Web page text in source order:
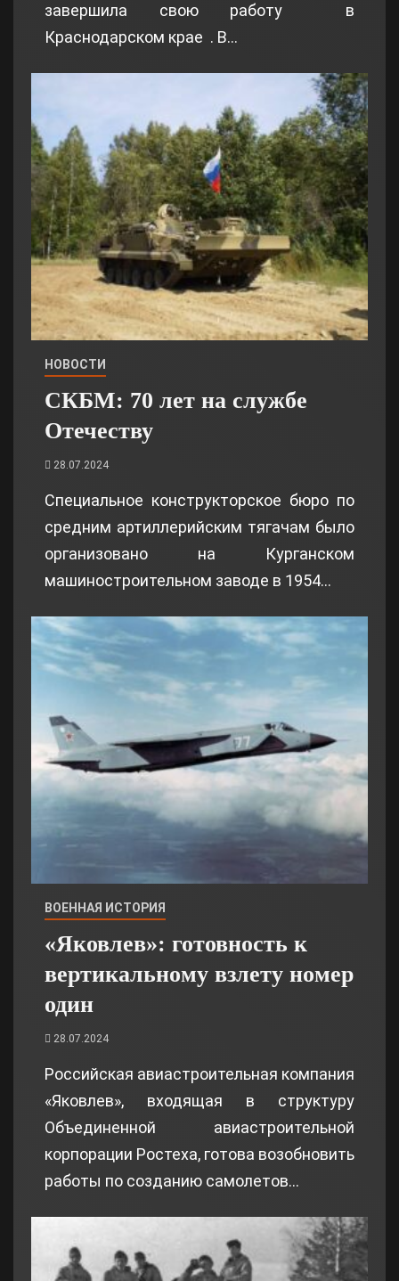
завершила свою работу в
Краснодарском крае . В…
НОВОСТИ
СКБМ: 70 лет на службе
Отечеству
28.07.2024
Специальное конструкторское бюро по
средним артиллерийским тягачам было
организовано на Курганском
машиностроительном заводе в 1954…
ВОЕННАЯ ИСТОРИЯ
«Яковлев»: готовность к
вертикальному взлету номер
один
28.07.2024
Российская авиастроительная компания
«Яковлев», входящая в структуру
Объединенной авиастроительной
корпорации Ростеха, готова возобновить
работы по созданию самолетов…